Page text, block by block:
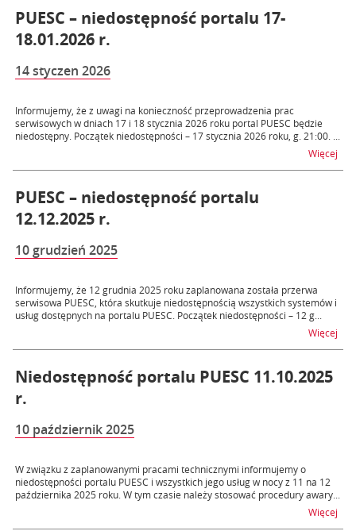
PUESC – niedostępność portalu 17-
18.01.2026 r.
14 styczen 2026
Informujemy, że z uwagi na konieczność przeprowadzenia prac
serwisowych w dniach 17 i 18 stycznia 2026 roku portal PUESC będzie
niedostępny. Początek niedostępności – 17 stycznia 2026 roku, g. 21:00. ...
Więcej
PUESC – niedostępność portalu
12.12.2025 r.
10 grudzień 2025
Informujemy, że 12 grudnia 2025 roku zaplanowana została przerwa
serwisowa PUESC, która skutkuje niedostępnością wszystkich systemów i
usług dostępnych na portalu PUESC. Początek niedostępności – 12 g...
Więcej
Niedostępność portalu PUESC 11.10.2025
r.
10 październik 2025
W związku z zaplanowanymi pracami technicznymi informujemy o
niedostępności portalu PUESC i wszystkich jego usług w nocy z 11 na 12
października 2025 roku. W tym czasie należy stosować procedury awary...
Więcej